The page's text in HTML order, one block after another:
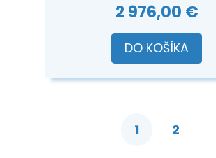
2 976,00 €
DO KOŠÍKA
1 2